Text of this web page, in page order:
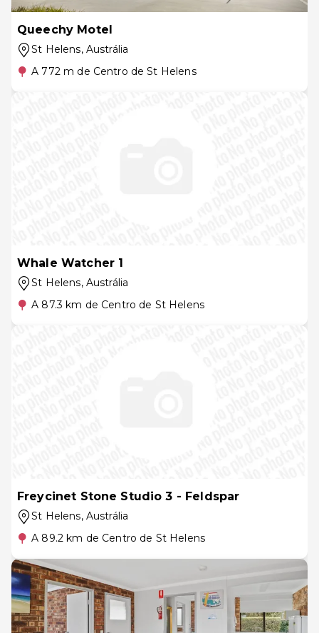
Queechy Motel
St Helens, Austrália
A 772 m de Centro de St Helens
Whale Watcher 1
St Helens, Austrália
A 87.3 km de Centro de St Helens
Freycinet Stone Studio 3 - Feldspar
St Helens, Austrália
A 89.2 km de Centro de St Helens